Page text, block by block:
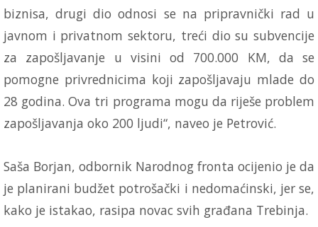
biznisa, drugi dio odnosi se na pripravnički rad u
javnom i privatnom sektoru, treći dio su subvencije
za zapošljavanje u visini od 700.000 KM, da se
pomogne privrednicima koji zapošljavaju mlade do
28 godina. Ova tri programa mogu da riješe problem
zapošljavanja oko 200 ljudi“, naveo je Petrović.
Saša Borjan, odbornik Narodnog fronta ocijenio je da
je planirani budžet potrošački i nedomaćinski, jer se,
kako je istakao, rasipa novac svih građana Trebinja.